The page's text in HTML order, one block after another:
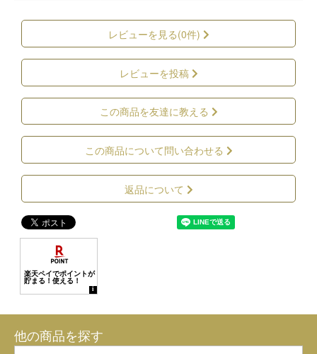
レビューを見る(0件)
レビューを投稿
この商品を友達に教える
この商品について問い合わせる
返品について
他の商品を探す